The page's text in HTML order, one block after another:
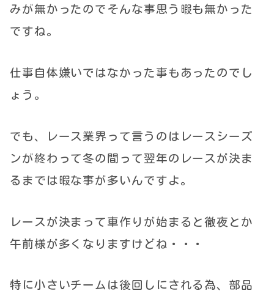
みが無かったのでそんな事思う暇も無かった
ですね。
仕事自体嫌いではなかった事もあったのでし
ょう。
でも、レース業界って言うのはレースシーズ
ンが終わって冬の間って翌年のレースが決ま
るまでは暇な事が多いんですよ。
レースが決まって車作りが始まると徹夜とか
午前様が多くなりますけどね・・・
特に小さいチームは後回しにされる為、部品